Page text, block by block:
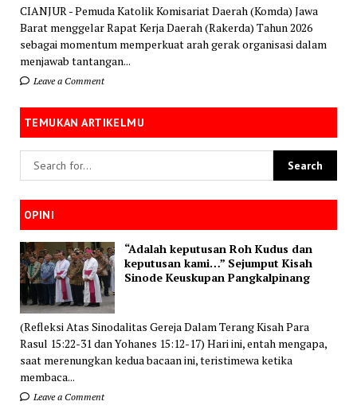
CIANJUR - Pemuda Katolik Komisariat Daerah (Komda) Jawa
Barat menggelar Rapat Kerja Daerah (Rakerda) Tahun 2026
sebagai momentum memperkuat arah gerak organisasi dalam
menjawab tantangan...
Leave a Comment
TEMUKAN ARTIKELMU
OPINI
“Adalah keputusan Roh Kudus dan
keputusan kami…” Sejumput Kisah
Sinode Keuskupan Pangkalpinang
(Refleksi Atas Sinodalitas Gereja Dalam Terang Kisah Para
Rasul 15:22-31 dan Yohanes 15:12-17) Hari ini, entah mengapa,
saat merenungkan kedua bacaan ini, teristimewa ketika
membaca...
Leave a Comment